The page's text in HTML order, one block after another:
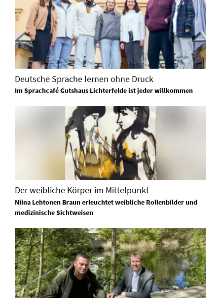
Deutsche Sprache lernen ohne Druck
Im Sprachcafé Gutshaus Lichterfelde ist jeder willkommen
Der weibliche Körper im Mittelpunkt
Niina Lehtonen Braun erleuchtet weibliche Rollenbilder und
medizinische Sichtweisen